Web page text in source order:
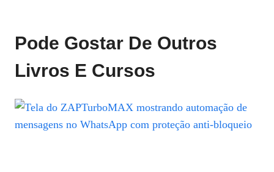
Pode Gostar De Outros
Livros E Cursos